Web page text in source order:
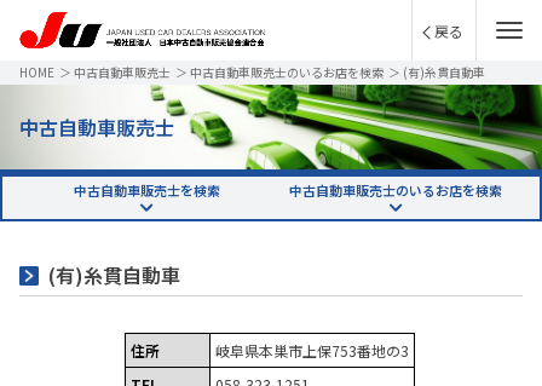
戻る
HOME ＞ 中古自動車販売士 ＞ 中古自動車販売士のいるお店を検索 ＞ (有)糸貫自動車
中古自動車販売士
中古自動車販売士を検索 中古自動車販売士のいるお店を検索
(有)糸貫自動車
住所
岐阜県本巣市上保753番地の3